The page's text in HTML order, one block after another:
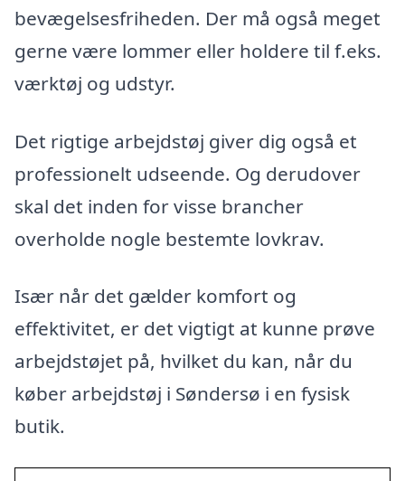
bevægelsesfriheden. Der må også meget
gerne være lommer eller holdere til f.eks.
værktøj og udstyr.
Det rigtige arbejdstøj giver dig også et
professionelt udseende. Og derudover
skal det inden for visse brancher
overholde nogle bestemte lovkrav.
Især når det gælder komfort og
effektivitet, er det vigtigt at kunne prøve
arbejdstøjet på, hvilket du kan, når du
køber arbejdstøj i Søndersø i en fysisk
butik.